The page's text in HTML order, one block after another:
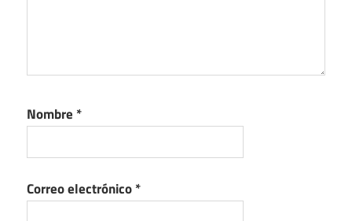
Nombre *
Correo electrónico*